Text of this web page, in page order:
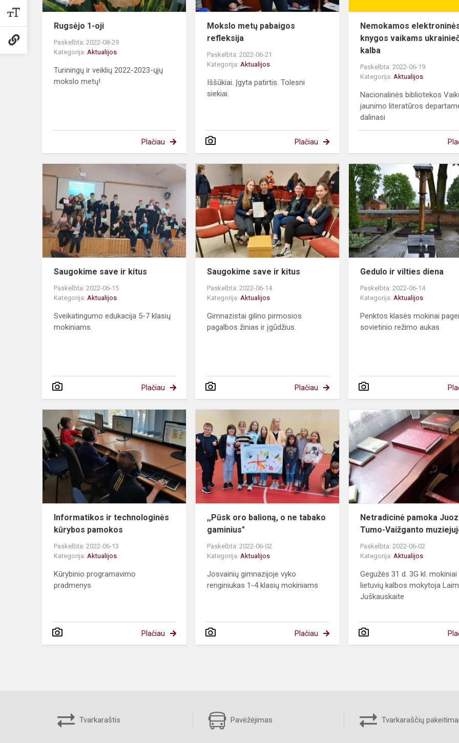
Rugsėjo 1-oji
Paskelbta: 2022-08-29
Kategorija: Aktualijos
Turiningų ir veiklių 2022-2023-ųjų
mokslo metų!
Plačiau
Mokslo metų pabaigos
refleksija
Paskelbta: 2022-06-21
Kategorija:Aktualijos
Iššūkiai. Įgyta patirtis. Tolesni
siekiai.
Plačiau
Nemokamos
knygos vaikams
kalba
Paskelbta: 2022-06-19
Kategorija:Aktualijos
Nacionalinės bibliotekos
jaunimo literatūros
dalinasi
Saugokime
save
kitus
Saugokime save ir kitus
Paskelbta: 2022-06-15
Kategorija: Aktualijos
Sveikatingumo edukacija 5-7 klasių
mokiniams.
Plačiau
Saugokime
save
ir
kitus
Saugokime save ir kitus
Paskelbta: 2022-06-14
Kategorija:Aktualijos
Gimnazistai gilino pirmosios
pagalbos žinias ir įgūdžius.
Plačiau
Gedulo ir vilties diena
Paskelbta: 2022-06-14
Kategorija:Aktualijos
Penktos klasės mokinai
sovietinio režimo aukas
ir
technologinės
kūrybos
pamokos
Informatikos ir technologinės
kūrybos pamokos
Paskelbta: 2022-06-13
Kategorija: Aktualijos
Kūrybinio programavimo
pradmenys
Plačiau
,,Pūsk
oro
balioną,
o
ne
tabako
gaminius"
,,Pūsk oro balioną, o ne tabako
gaminius"
Paskelbta: 2022-06-02
Kategorija:Aktualijos
Josvainių gimnazijoje vyko
renginiukas 1-4 klasių mokiniams
Plačiau
Netradicinė pamoka
Tumo-Vaižganto
Paskelbta: 2022-06-02
Kategorija:Aktualijos
Gegužės 31 d. 3G kl. mokiniai
lietuvių kalbos mokytoja
Juškauskaite
Tvarkaraštis Pavėžėjimas Tvarkaraščių pakeitimai